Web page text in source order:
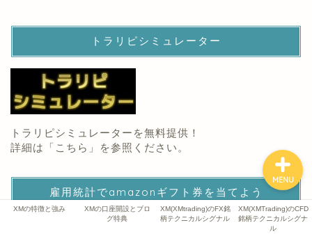
トラリピシミュレーター
トラリピシミュレーターを無料提供！
詳細は「 こちら 」を参照ください。
雇用統計でamazonギフト券を当てよう
XMの特徴と強み
XMの口座開設とブロ
グ特典
XM(XMtrading)のFX銘
柄テクニカルシグナル
XM(XMTrading)のCFD
銘柄テクニカルシグナ
ル
MENU
XM(XMtrading)のFX銘柄
テクニカルシグナル
XM(XMTrading)のCFD銘
柄テクニカルシグナル